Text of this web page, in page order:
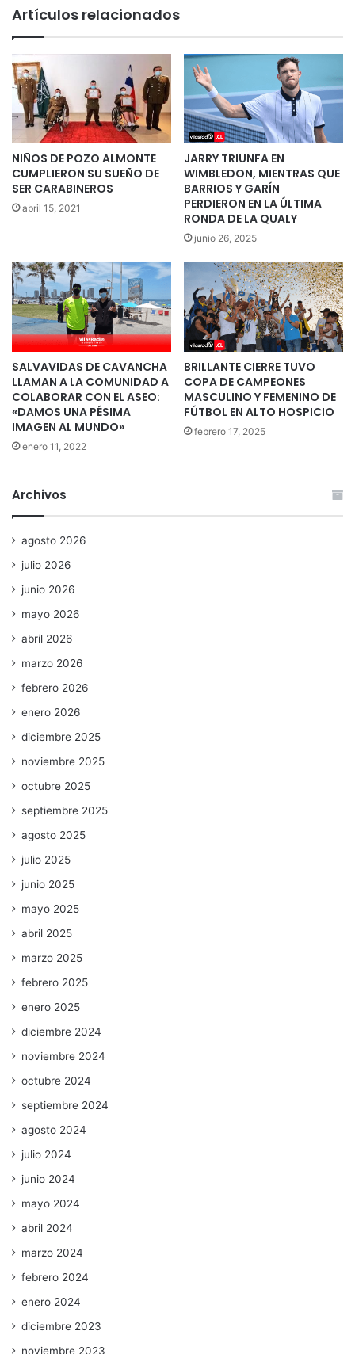
Artículos relacionados
NIÑOS DE POZO ALMONTE
CUMPLIERON SU SUEÑO DE
SER CARABINEROS
abril 15, 2021
JARRY TRIUNFA EN
WIMBLEDON, MIENTRAS QUE
BARRIOS Y GARÍN
PERDIERON EN LA ÚLTIMA
RONDA DE LA QUALY
junio 26, 2025
SALVAVIDAS DE CAVANCHA
LLAMAN A LA COMUNIDAD A
COLABORAR CON EL ASEO:
«DAMOS UNA PÉSIMA
IMAGEN AL MUNDO»
enero 11, 2022
BRILLANTE CIERRE TUVO
COPA DE CAMPEONES
MASCULINO Y FEMENINO DE
FÚTBOL EN ALTO HOSPICIO
febrero 17, 2025
Archivos
agosto 2026
julio 2026
junio 2026
mayo 2026
abril 2026
marzo 2026
febrero 2026
enero 2026
diciembre 2025
noviembre 2025
octubre 2025
septiembre 2025
agosto 2025
julio 2025
junio 2025
mayo 2025
abril 2025
marzo 2025
febrero 2025
enero 2025
diciembre 2024
noviembre 2024
octubre 2024
septiembre 2024
agosto 2024
julio 2024
junio 2024
mayo 2024
abril 2024
marzo 2024
febrero 2024
enero 2024
diciembre 2023
noviembre 2023